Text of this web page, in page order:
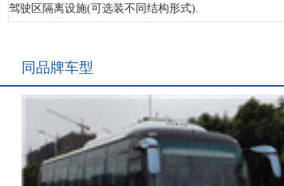
驾驶区隔离设施(可选装不同结构形式).
同品牌车型